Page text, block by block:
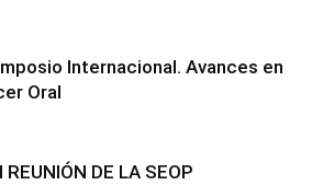
Internacional. Avances en
Oral
REUNIÓN DE LA SEOP